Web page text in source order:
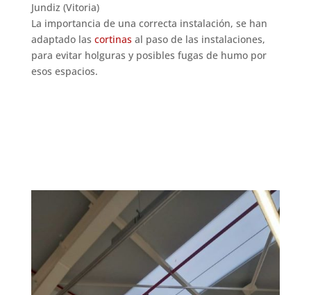
Jundiz (Vitoria)
La importancia de una correcta instalación, se han
adaptado las cortinasal paso de las instalaciones,
para evitar holguras y posibles fugas de humo por
esos espacios.